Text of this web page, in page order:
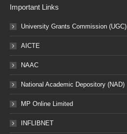
Important Links
University Grants Commission (UGC)
AICTE
NAAC
National Academic Depository (NAD)
MP Online Limited
INFLIBNET